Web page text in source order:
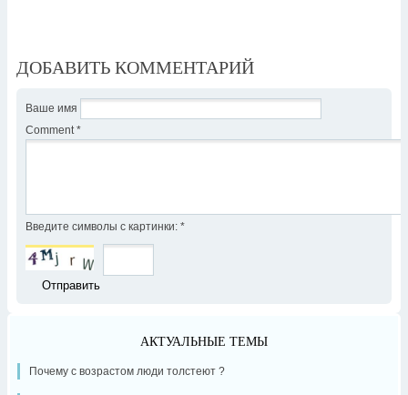
ДОБАВИТЬ КОММЕНТАРИЙ
Ваше имя
Comment *
Введите символы с картинки: *
АКТУАЛЬНЫЕ ТЕМЫ
Почему с возрастом люди толстеют ?